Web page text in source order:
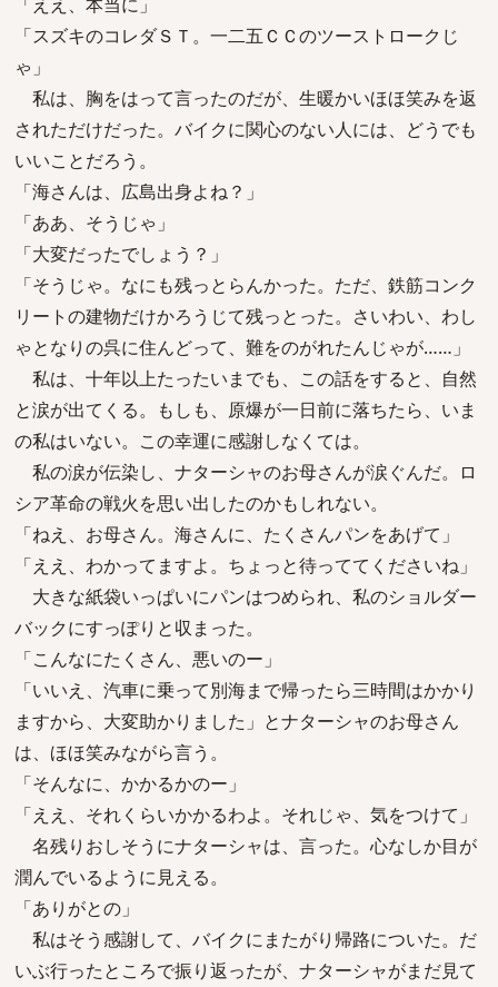
「スズキのコレダＳＴ。一二五ＣＣのツーストロークじ
ゃ」
私は、胸をはって言ったのだが、生暖かいほほ笑みを返
されただけだった。バイクに関心のない人には、どうでも
いいことだろう。
「海さんは、広島出身よね？」
「ああ、そうじゃ」
「大変だったでしょう？」
「そうじゃ。なにも残っとらんかった。ただ、鉄筋コンク
リートの建物だけかろうじて残っとった。さいわい、わし
ゃとなりの呉に住んどって、難をのがれたんじゃが……」
私は、十年以上たったいまでも、この話をすると、自然
と涙が出てくる。もしも、原爆が一日前に落ちたら、いま
の私はいない。この幸運に感謝しなくては。
私の涙が伝染し、ナターシャのお母さんが涙ぐんだ。ロ
シア革命の戦火を思い出したのかもしれない。
「ねえ、お母さん。海さんに、たくさんパンをあげて」
「ええ、わかってますよ。ちょっと待っててくださいね」
大きな紙袋いっぱいにパンはつめられ、私のショルダー
バックにすっぽりと収まった。
「こんなにたくさん、悪いのー」
「いいえ、汽車に乗って別海まで帰ったら三時間はかかり
ますから、大変助かりました」とナターシャのお母さん
は、ほほ笑みながら言う。
「そんなに、かかるかのー」
「ええ、それくらいかかるわよ。それじゃ、気をつけて」
名残りおしそうにナターシャは、言った。心なしか目が
潤んでいるように見える。
「ありがとの」
私はそう感謝して、バイクにまたがり帰路についた。だ
いぶ行ったところで振り返ったが、ナターシャがまだ見て